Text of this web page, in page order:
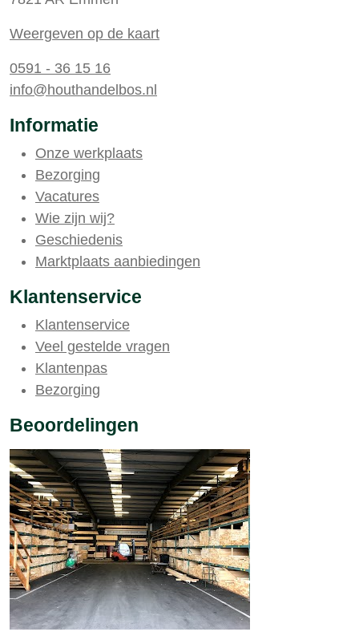
Weergeven op de kaart
0591 - 36 15 16
info@houthandelbos.nl
Informatie
Onze werkplaats
Bezorging
Vacatures
Wie zijn wij?
Geschiedenis
Marktplaats aanbiedingen
Klantenservice
Klantenservice
Veel gestelde vragen
Klantenpas
Bezorging
Beoordelingen